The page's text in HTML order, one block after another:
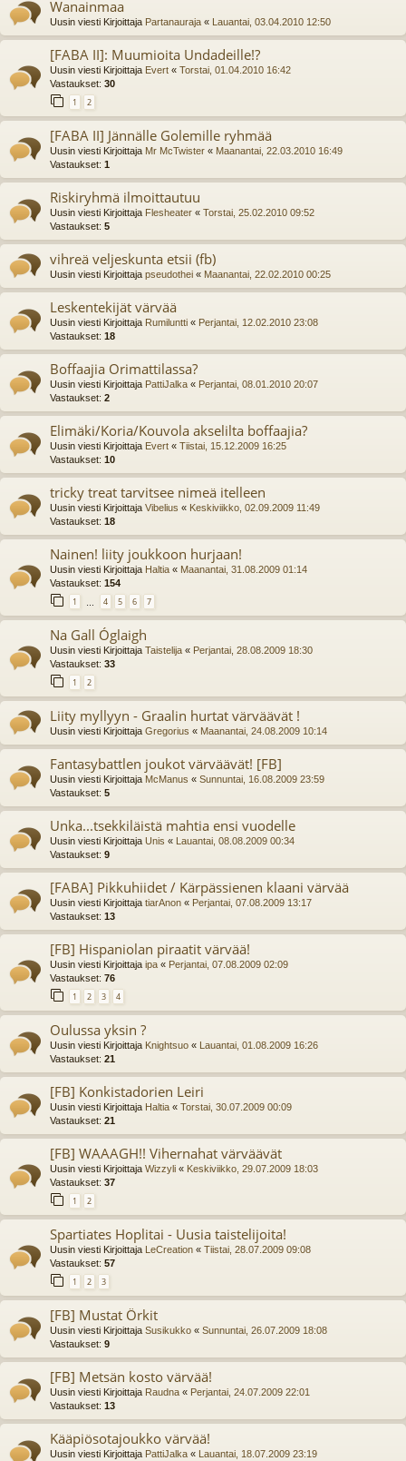
Wanainmaa
Uusin viesti Kirjoittaja Partanauraja « Lauantai, 03.04.2010 12:50
[FABA II]: Muumioita Undadeille!?
Uusin viesti Kirjoittaja Evert « Torstai, 01.04.2010 16:42
Vastaukset: 30
1 2
[FABA II] Jännälle Golemille ryhmää
Uusin viesti Kirjoittaja Mr McTwister « Maanantai, 22.03.2010 16:49
Vastaukset: 1
Riskiryhmä ilmoittautuu
Uusin viesti Kirjoittaja Flesheater « Torstai, 25.02.2010 09:52
Vastaukset: 5
vihreä veljeskunta etsii (fb)
Uusin viesti Kirjoittaja pseudothei « Maanantai, 22.02.2010 00:25
Leskentekijät värvää
Uusin viesti Kirjoittaja Rumiluntti « Perjantai, 12.02.2010 23:08
Vastaukset: 18
Boffaajia Orimattilassa?
Uusin viesti Kirjoittaja PattiJalka « Perjantai, 08.01.2010 20:07
Vastaukset: 2
Elimäki/Koria/Kouvola akselilta boffaajia?
Uusin viesti Kirjoittaja Evert « Tiistai, 15.12.2009 16:25
Vastaukset: 10
tricky treat tarvitsee nimeä itelleen
Uusin viesti Kirjoittaja Vibelius « Keskiviikko, 02.09.2009 11:49
Vastaukset: 18
Nainen! liity joukkoon hurjaan!
Uusin viesti Kirjoittaja Haltia « Maanantai, 31.08.2009 01:14
Vastaukset: 154
1 4 5 6 7
Na Gall Óglaigh
Uusin viesti Kirjoittaja Taistelija « Perjantai, 28.08.2009 18:30
Vastaukset: 33
1 2
Liity myllyyn - Graalin hurtat värväävät !
Uusin viesti Kirjoittaja Gregorius « Maanantai, 24.08.2009 10:14
Fantasybattlen joukot värväävät! [FB]
Uusin viesti Kirjoittaja McManus « Sunnuntai, 16.08.2009 23:59
Vastaukset: 5
Unka...tsekkiläistä mahtia ensi vuodelle
Uusin viesti Kirjoittaja Unis « Lauantai, 08.08.2009 00:34
Vastaukset: 9
[FABA] Pikkuhiidet / Kärpässienen klaani värvää
Uusin viesti Kirjoittaja tiarAnon « Perjantai, 07.08.2009 13:17
Vastaukset: 13
[FB] Hispaniolan piraatit värvää!
Uusin viesti Kirjoittaja ipa « Perjantai, 07.08.2009 02:09
Vastaukset: 76
1 2 3 4
Oulussa yksin ?
Uusin viesti Kirjoittaja Knightsuo « Lauantai, 01.08.2009 16:26
Vastaukset: 21
[FB] Konkistadorien Leiri
Uusin viesti Kirjoittaja Haltia « Torstai, 30.07.2009 00:09
Vastaukset: 21
[FB] WAAAGH!! Vihernahat värväävät
Uusin viesti Kirjoittaja Wizzyli « Keskiviikko, 29.07.2009 18:03
Vastaukset: 37
1 2
Spartiates Hoplitai - Uusia taistelijoita!
Uusin viesti Kirjoittaja LeCreation « Tiistai, 28.07.2009 09:08
Vastaukset: 57
1 2 3
[FB] Mustat Örkit
Uusin viesti Kirjoittaja Susikukko « Sunnuntai, 26.07.2009 18:08
Vastaukset: 9
[FB] Metsän kosto värvää!
Uusin viesti Kirjoittaja Raudna « Perjantai, 24.07.2009 22:01
Vastaukset: 13
Kääpiösotajoukko värvää!
Uusin viesti Kirjoittaja PattiJalka «
Lauantai, 18.07.2009 23:19